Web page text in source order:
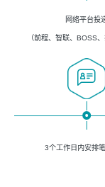
网络平台投
（前程、智联、BOSS、
3个工作日内安排